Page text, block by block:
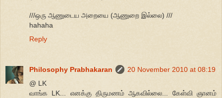
///ஒரு ஆணுடைய அறையை (ஆணுறை இல்லை) ///
hahaha
Reply
Philosophy Prabhakaran
20 November 2010 at 08:19
@ LK
வாங்க LK... எனக்கு திருமணம் ஆகவில்லை... கேள்வி ஞானம்